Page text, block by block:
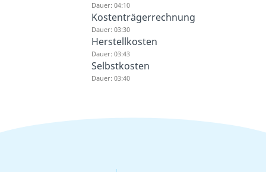
Dauer: 04:10
Kostenträgerrechnung
Dauer: 03:30
Herstellkosten
Dauer: 03:43
Selbstkosten
Dauer: 03:40